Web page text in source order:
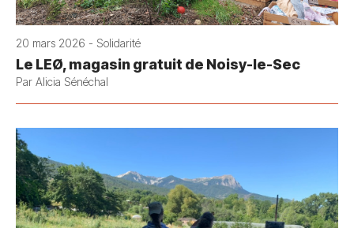
20 mars 2026 - Solidarité
Le LEØ, magasin gratuit de Noisy-le-Sec
Par Alicia Sénéchal